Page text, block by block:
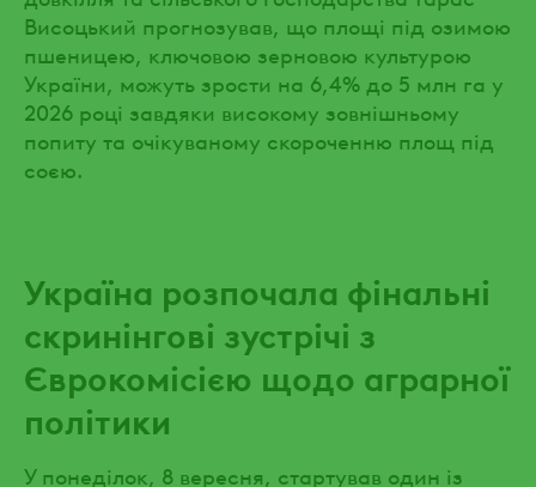
Висоцький прогнозував, що площі під озимою
пшеницею, ключовою зерновою культурою
України, можуть зрости на 6,4% до 5 млн га у
2026 році завдяки високому зовнішньому
попиту та очікуваному скороченню площ під
соєю.
Україна розпочала фінальні
скринінгові зустрічі з
Єврокомісією щодо аграрної
політики
У понеділок, 8 вересня, стартував один із